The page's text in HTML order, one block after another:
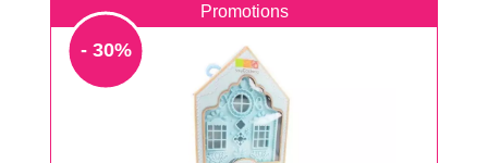
Promotions
- 30%